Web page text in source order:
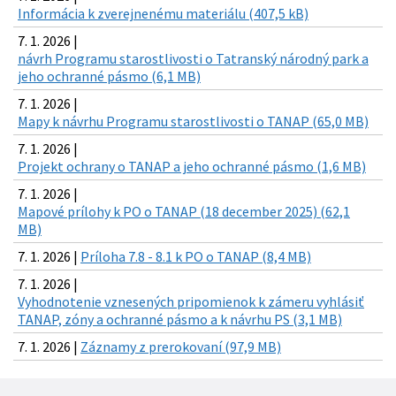
Informácia k zverejnenému materiálu (407,5 kB)
7. 1. 2026 |
návrh Programu starostlivosti o Tatranský národný park a
jeho ochranné pásmo (6,1 MB)
7. 1. 2026 |
Mapy k návrhu Programu starostlivosti o TANAP (65,0 MB)
7. 1. 2026 |
Projekt ochrany o TANAP a jeho ochranné pásmo (1,6 MB)
7. 1. 2026 |
Mapové prílohy k PO o TANAP (18 december 2025) (62,1
MB)
7. 1. 2026 | Príloha 7.8 - 8.1 k PO o TANAP (8,4 MB)
7. 1. 2026 |
Vyhodnotenie vznesených pripomienok k zámeru vyhlásiť
TANAP, zóny a ochranné pásmo a k návrhu PS (3,1 MB)
7. 1. 2026 | Záznamy z prerokovaní (97,9 MB)